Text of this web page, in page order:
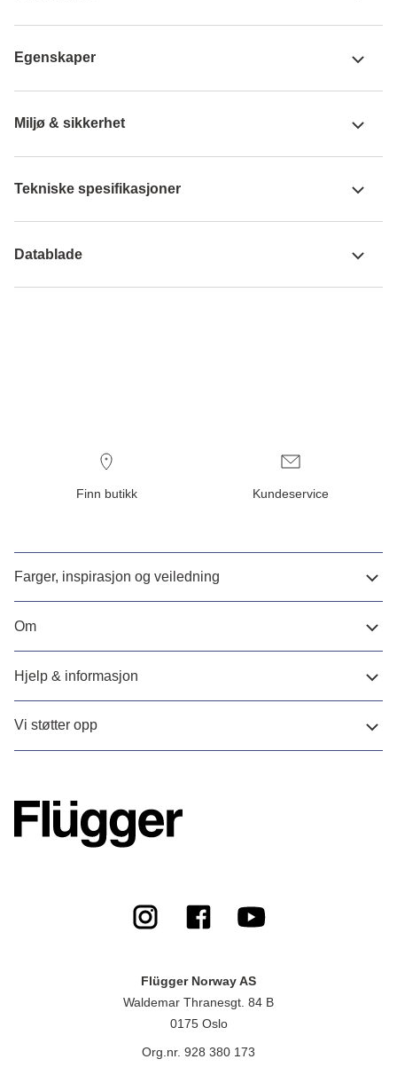
Egenskaper
Miljø & sikkerhet
Tekniske spesifikasjoner
Datablade
Finn butikk Kundeservice
Farger, inspirasjon og veiledning
Om
Hjelp & informasjon
Vi støtter opp
Flügger Norway AS
Waldemar Thranesgt. 84 B
0175 Oslo
Org.nr. 928 380 173